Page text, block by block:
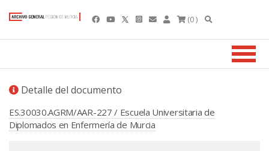
(0 )
Detalle del documento
ES.30030.AGRM/AAR-227 / Escuela Universitaria de
Diplomados en Enfermería de Murcia